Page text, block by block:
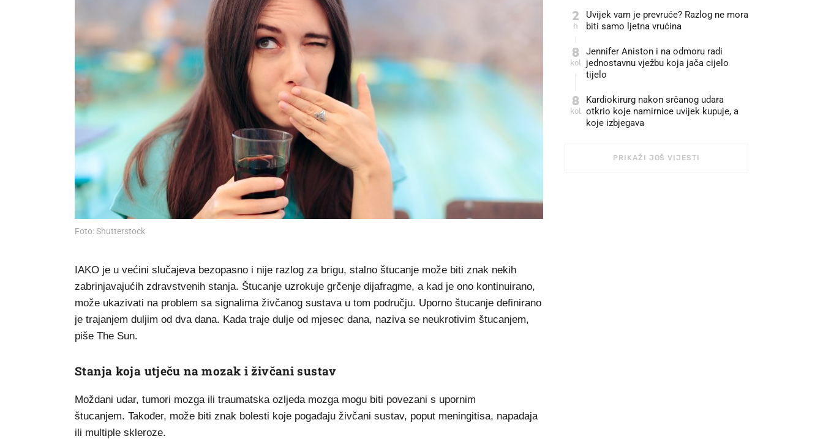
Foto: Shutterstock
IAKO je u većini slučajeva bezopasno i nije razlog za brigu, stalno štucanje može biti znak nekih
zabrinjavajućih zdravstvenih stanja. Štucanje uzrokuje grčenje dijafragme, a kad je ono kontinuirano,
može ukazivati na problem sa signalima živčanog sustava u tom području. Uporno štucanje definirano
je trajanjem duljim od dva dana. Kada traje dulje od mjesec dana, naziva se neukrotivim štucanjem,
piše The Sun.
Stanja koja utječu na mozak i živčani sustav
Moždani udar, tumori mozga ili traumatska ozljeda mozga mogu biti povezani s upornim
štucanjem. Također, može biti znak bolesti koje pogađaju živčani sustav, poput meningitisa, napadaja
ili multiple skleroze.
2
h
Uvijek vam je prevruće? Razlog ne mora
biti samo ljetna vrućina
8
kol
Jennifer Aniston i na odmoru radi
jednostavnu vježbu koja jača cijelo
tijelo
8
kol
Kardiokirurg nakon srčanog udara
otkrio koje namirnice uvijek kupuje, a
koje izbjegava
PRIKAŽI JOŠ VIJESTI